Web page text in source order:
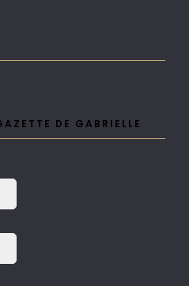
DE GABRIELLE